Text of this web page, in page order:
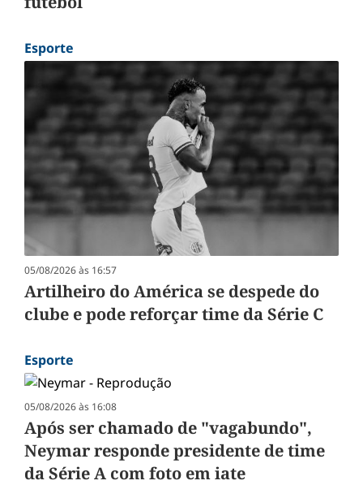
Esporte
05/08/2026 às 16:57
Artilheiro do América se despede do
clube e pode reforçar time da Série C
Esporte
05/08/2026 às 16:08
Após ser chamado de "vagabundo",
Neymar responde presidente de time
da Série A com foto em iate